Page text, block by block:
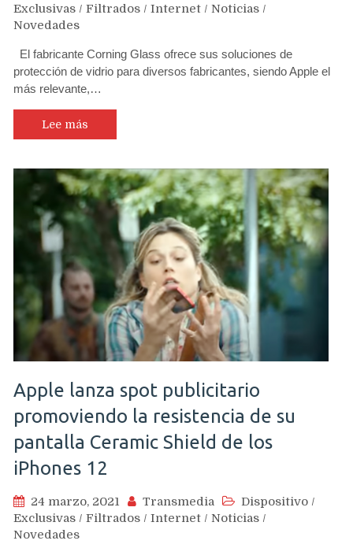
Exclusivas / Filtrados / Internet / Noticias /
Novedades
El fabricante Corning Glass ofrece sus soluciones de
protección de vidrio para diversos fabricantes, siendo Apple el
más relevante,…
Lee más
Apple lanza spot publicitario
promoviendo la resistencia de su
pantalla Ceramic Shield de los
iPhones 12
24 marzo, 2021 Transmedia Dispositivo /
Exclusivas / Filtrados / Internet / Noticias /
Novedades